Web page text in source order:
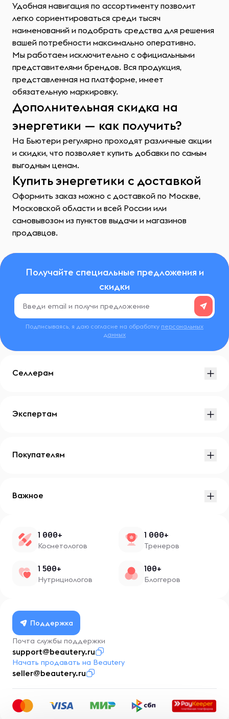
Удобная навигация по ассортименту позволит
легко сориентироваться среди тысяч
наименований и подобрать средства для решения
вашей потребности максимально оперативно.
Мы работаем исключительно с официальными
представителями брендов. Вся продукция,
представленная на платформе, имеет
обязательную маркировку.
Дополнительная скидка на
энергетики — как получить?
На Бьютери регулярно проходят различные акции
и скидки, что позволяет купить добавки по самым
выгодным ценам.
Купить энергетики с доставкой
Оформить заказ можно с доставкой по Москве,
Московской области и всей России или
самовывозом из пунктов выдачи и магазинов
продавцов.
Получайте специальные предложения и
скидки
Подписываясь, я даю согласие на обработку персональных
данных
Селлерам
Экспертам
Покупателям
Важное
1 000+
Косметологов
1 000+
Тренеров
1 500+
Нутрициологов
100+
Блоггеров
Поддержка
Почта службы поддержки
support@beautery.ru
Начать продавать на Beautery
seller@beautery.ru